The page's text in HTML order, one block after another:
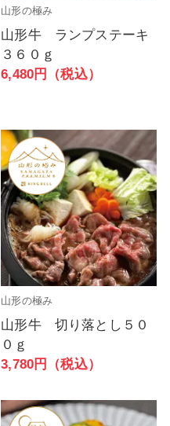
山形の極み
山形牛 ランプステーキ
３６０ｇ
6,480円（税込）
山形の極み
山形牛 切り落とし５０
０ｇ
3,780円（税込）